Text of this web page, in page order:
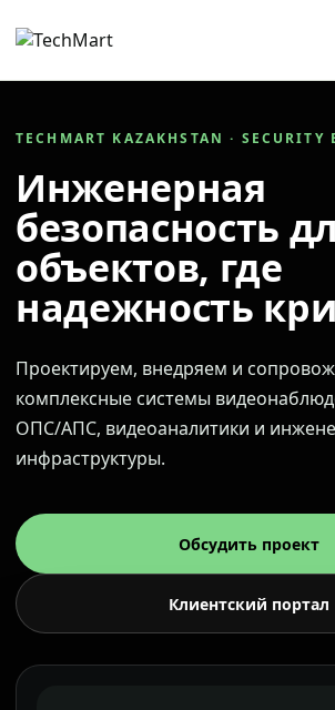
TECHMART KAZAKHSTAN · SECURITY
Инженерная
безопасность
объектов, где
надежность
Проектируем, внедряем и
комплексные системы
ОПС/АПС, видеоаналитики и
инфраструктуры.
Обсудить проект
Клиентский портал